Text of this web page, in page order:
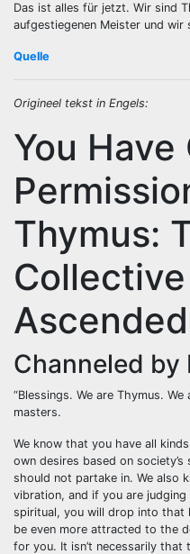
Das ist alles für jetzt. Wir sind
aufgestiegenen Meister und wir
Quelle
Origineel tekst in Engels:
You Have
Thymus:
Channeled by
“Blessings. We are Thymus.
masters.
We know that you have all
own desires based on
should not partake in. We also
vibration, and if you are
spiritual, you will drop into that
be even more attracted to the
for you. It isn’t necessarily